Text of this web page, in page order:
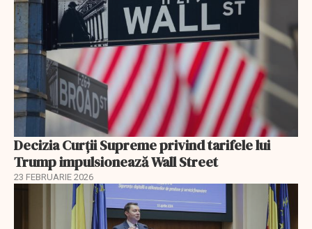
Decizia Curții Supreme privind tarifele lui
Trump impulsionează Wall Street
23 FEBRUARIE 2026